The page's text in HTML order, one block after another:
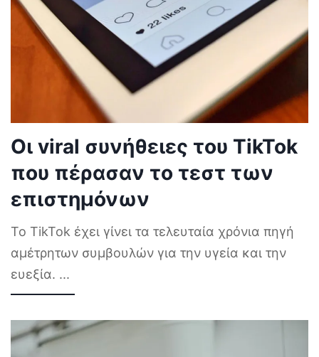
Οι viral συνήθειες του TikTok
που πέρασαν το τεστ των
επιστημόνων
Το TikTok έχει γίνει τα τελευταία χρόνια πηγή
αμέτρητων συμβουλών για την υγεία και την
ευεξία. ...